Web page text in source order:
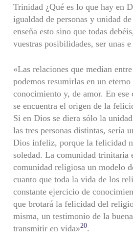
Trinidad ¿Qué es lo que hay en
igualdad de personas y unidad
enseña esto sino que todas
vuestras posibilidades, ser unas
«Las relaciones que median
podemos resumirlas en un
conocimiento y, de amor. En ese
se encuentra el origen de la
Si en Dios se diera sólo la
las tres personas distintas, sería
Dios infeliz, porque la felicidad
soledad. La comunidad trinitaria
comunidad religiosa un modelo
cuanto que toda la vida de los
constante ejercicio de
que brotará la felicidad del
misma, un testimonio de la
transmitir en vida»20.